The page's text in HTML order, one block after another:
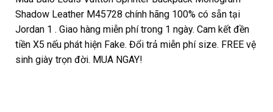
Shadow Leather M45728 chính hãng 100% có sẵn tại
Jordan 1 . Giao hàng miễn phí trong 1 ngày. Cam kết đền
tiền X5 nếu phát hiện Fake. Đổi trả miễn phí size. FREE vệ
sinh giày trọn đời. MUA NGAY!